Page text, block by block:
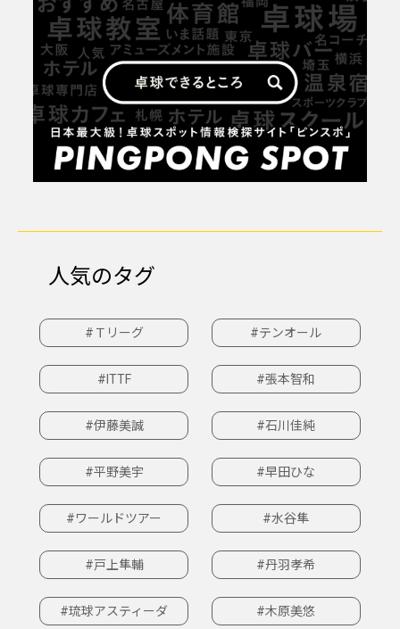
人気のタグ
#Ｔリーグ #テンオール
#ITTF #張本智和
#伊藤美誠 #石川佳純
#平野美宇 #早田ひな
#ワールドツアー #水谷隼
#戸上隼輔 #丹羽孝希
#琉球アスティーダ #木原美悠